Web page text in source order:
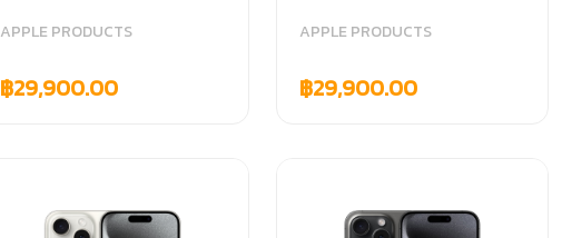
APPLE PRODUCTS
฿29,900.00
APPLE PRODUCTS
฿29,900.00